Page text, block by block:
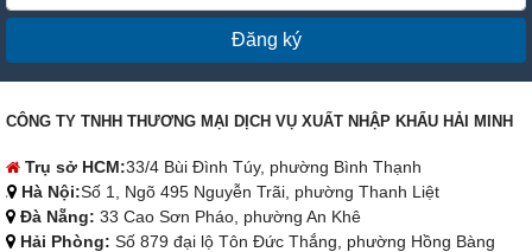
Đăng ký
CÔNG TY TNHH THƯƠNG MẠI DỊCH VỤ XUẤT NHẬP KHẨU HẢI MINH
Trụ sở HCM:33/4 Bùi Đình Túy, phường Bình Thạnh
Hà Nội:Số 1, Ngõ 495 Nguyễn Trãi, phường Thanh Liệt
Đà Nẵng: 33 Cao Sơn Pháo, phường An Khê
Hải Phòng: Số 879 đại lộ Tôn Đức Thắng, phường Hồng Bàng